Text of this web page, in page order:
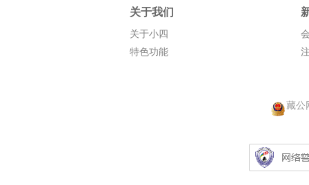
关于我们
关于小四
特色功能
藏公